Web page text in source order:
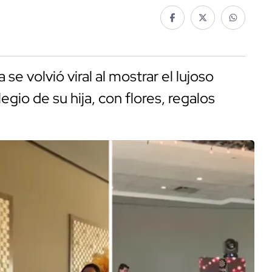
se volvió viral al mostrar el lujoso
de su hija, con flores, regalos